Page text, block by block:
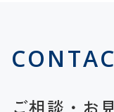
ご相談・お